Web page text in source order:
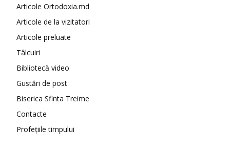
Articole Ortodoxia.md
Articole de la vizitatori
Articole preluate
Tâlcuiri
Bibliotecă video
Gustări de post
Biserica Sfinta Treime
Contacte
Profețiile timpului